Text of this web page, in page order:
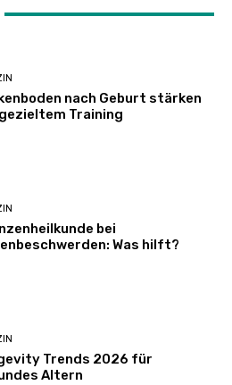
nach Geburt stärken
Training
bei
Was hilft?
Trends 2026 für
Altern